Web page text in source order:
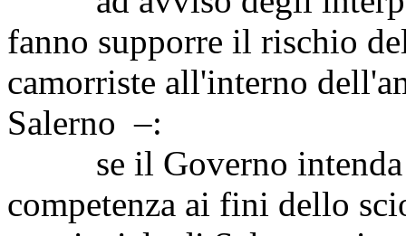
fanno supporre il rischio
camorriste all'interno
Salerno –:
se il Governo intenda
competenza ai fini dello